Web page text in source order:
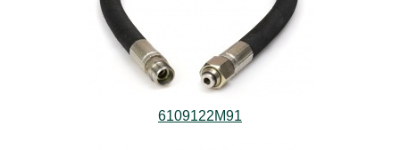
6109122M91